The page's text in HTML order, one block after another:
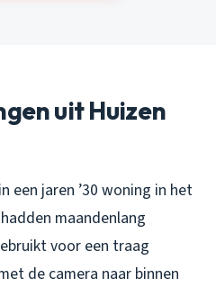
uit Huizen
een jaren ’30 woning in het
maandenlang
voor een traag
de camera naar binnen